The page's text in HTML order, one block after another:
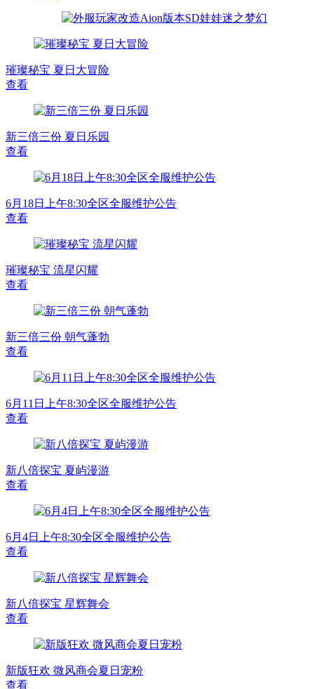
璀璨秘宝 夏日大冒险
查看
新三倍三份 夏日乐园
查看
6月18日上午8:30全区全服维护公告
查看
璀璨秘宝 流星闪耀
查看
新三倍三份 朝气蓬勃
查看
6月11日上午8:30全区全服维护公告
查看
新八倍探宝 夏屿漫游
查看
6月4日上午8:30全区全服维护公告
查看
新八倍探宝 星辉舞会
查看
新版狂欢 微风商会夏日宠粉
查看